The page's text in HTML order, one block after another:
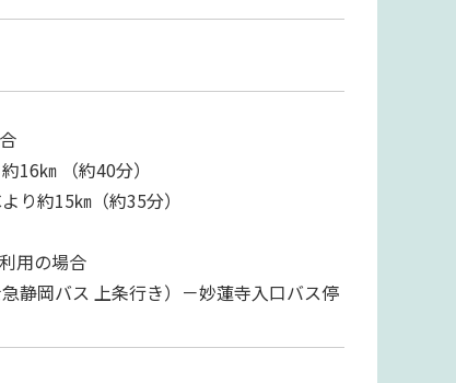
16㎞ （約40分）
り約15㎞（約35分）
用の場合
静岡バス 上条行き）－妙蓮寺入口バス停